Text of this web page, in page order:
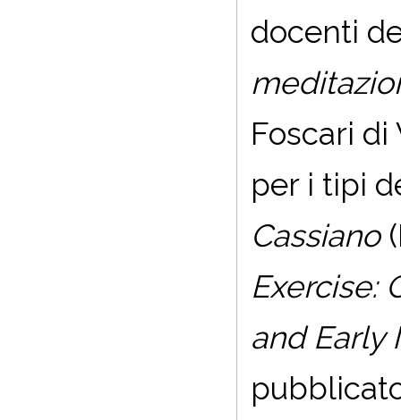
docenti
Foscari
per i tipi
Cassiano
Exercise:
and